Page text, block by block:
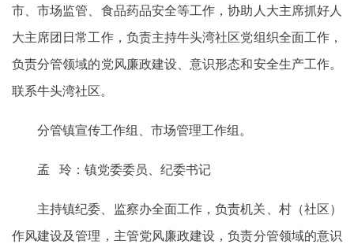
市、市场监管、食品药品安全等工作，协助人大主席抓好人
大主席团日常工作，负责主持牛头湾社区党组织全面工作，
负责分管领域的党风廉政建设、意识形态和安全生产工作。
联系牛头湾社区。
分管镇宣传工作组、市场管理工作组。
孟 玲：镇党委委员、纪委书记
主持镇纪委、监察办全面工作，负责机关、村（社区）
作风建设及管理，主管党风廉政建设，负责分管领域的意识